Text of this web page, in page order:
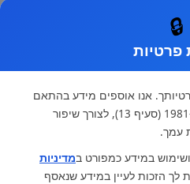
🔒
פרטיות
אנו אוספים מידע בהתאם
לחוק הגנת הפרטיות, התשמ"א-1981 (סעיף 13), לצורך שיפור
עמך.
במידע כמפורט במדיניות
לך הזכות לעיין במידע שנאסף